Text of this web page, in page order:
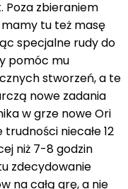
Poza zbieraniem
tu też masę
specjalne rudy do
pomóc mu
stworzeń, a te
nowe zadania
w grze nowe Ori
niecałe 12
niż 7-8 godzin
zdecydowanie
na całą grę, a nie